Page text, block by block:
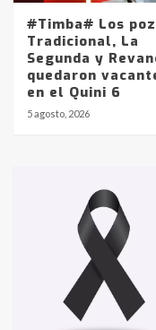
#Timba# Los
Tradicional, La
Segunda y
quedaron
en el Quini 6
5 agosto, 2026
en la
joven